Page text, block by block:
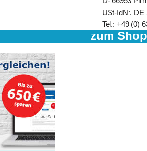
USt-IdNr. DE
Tel.: +49 (0)
zum Shop